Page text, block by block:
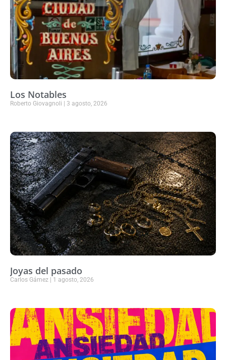
Los Notables
Roberto Giovagnoli 3 agosto, 2026
Joyas del pasado
Carlos Gámez 1 agosto, 2026